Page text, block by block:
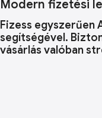
Modern fizetési
Fizess egyszerűen
segítségével.
vásárlás valóban